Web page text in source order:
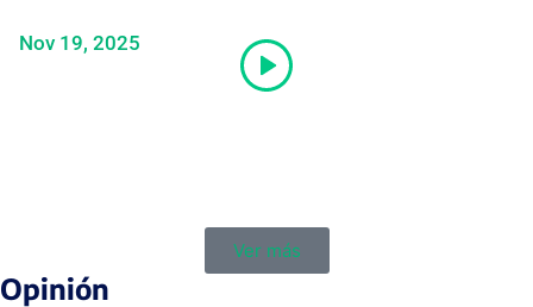
Nov 19, 2025
Ver más
Opinión